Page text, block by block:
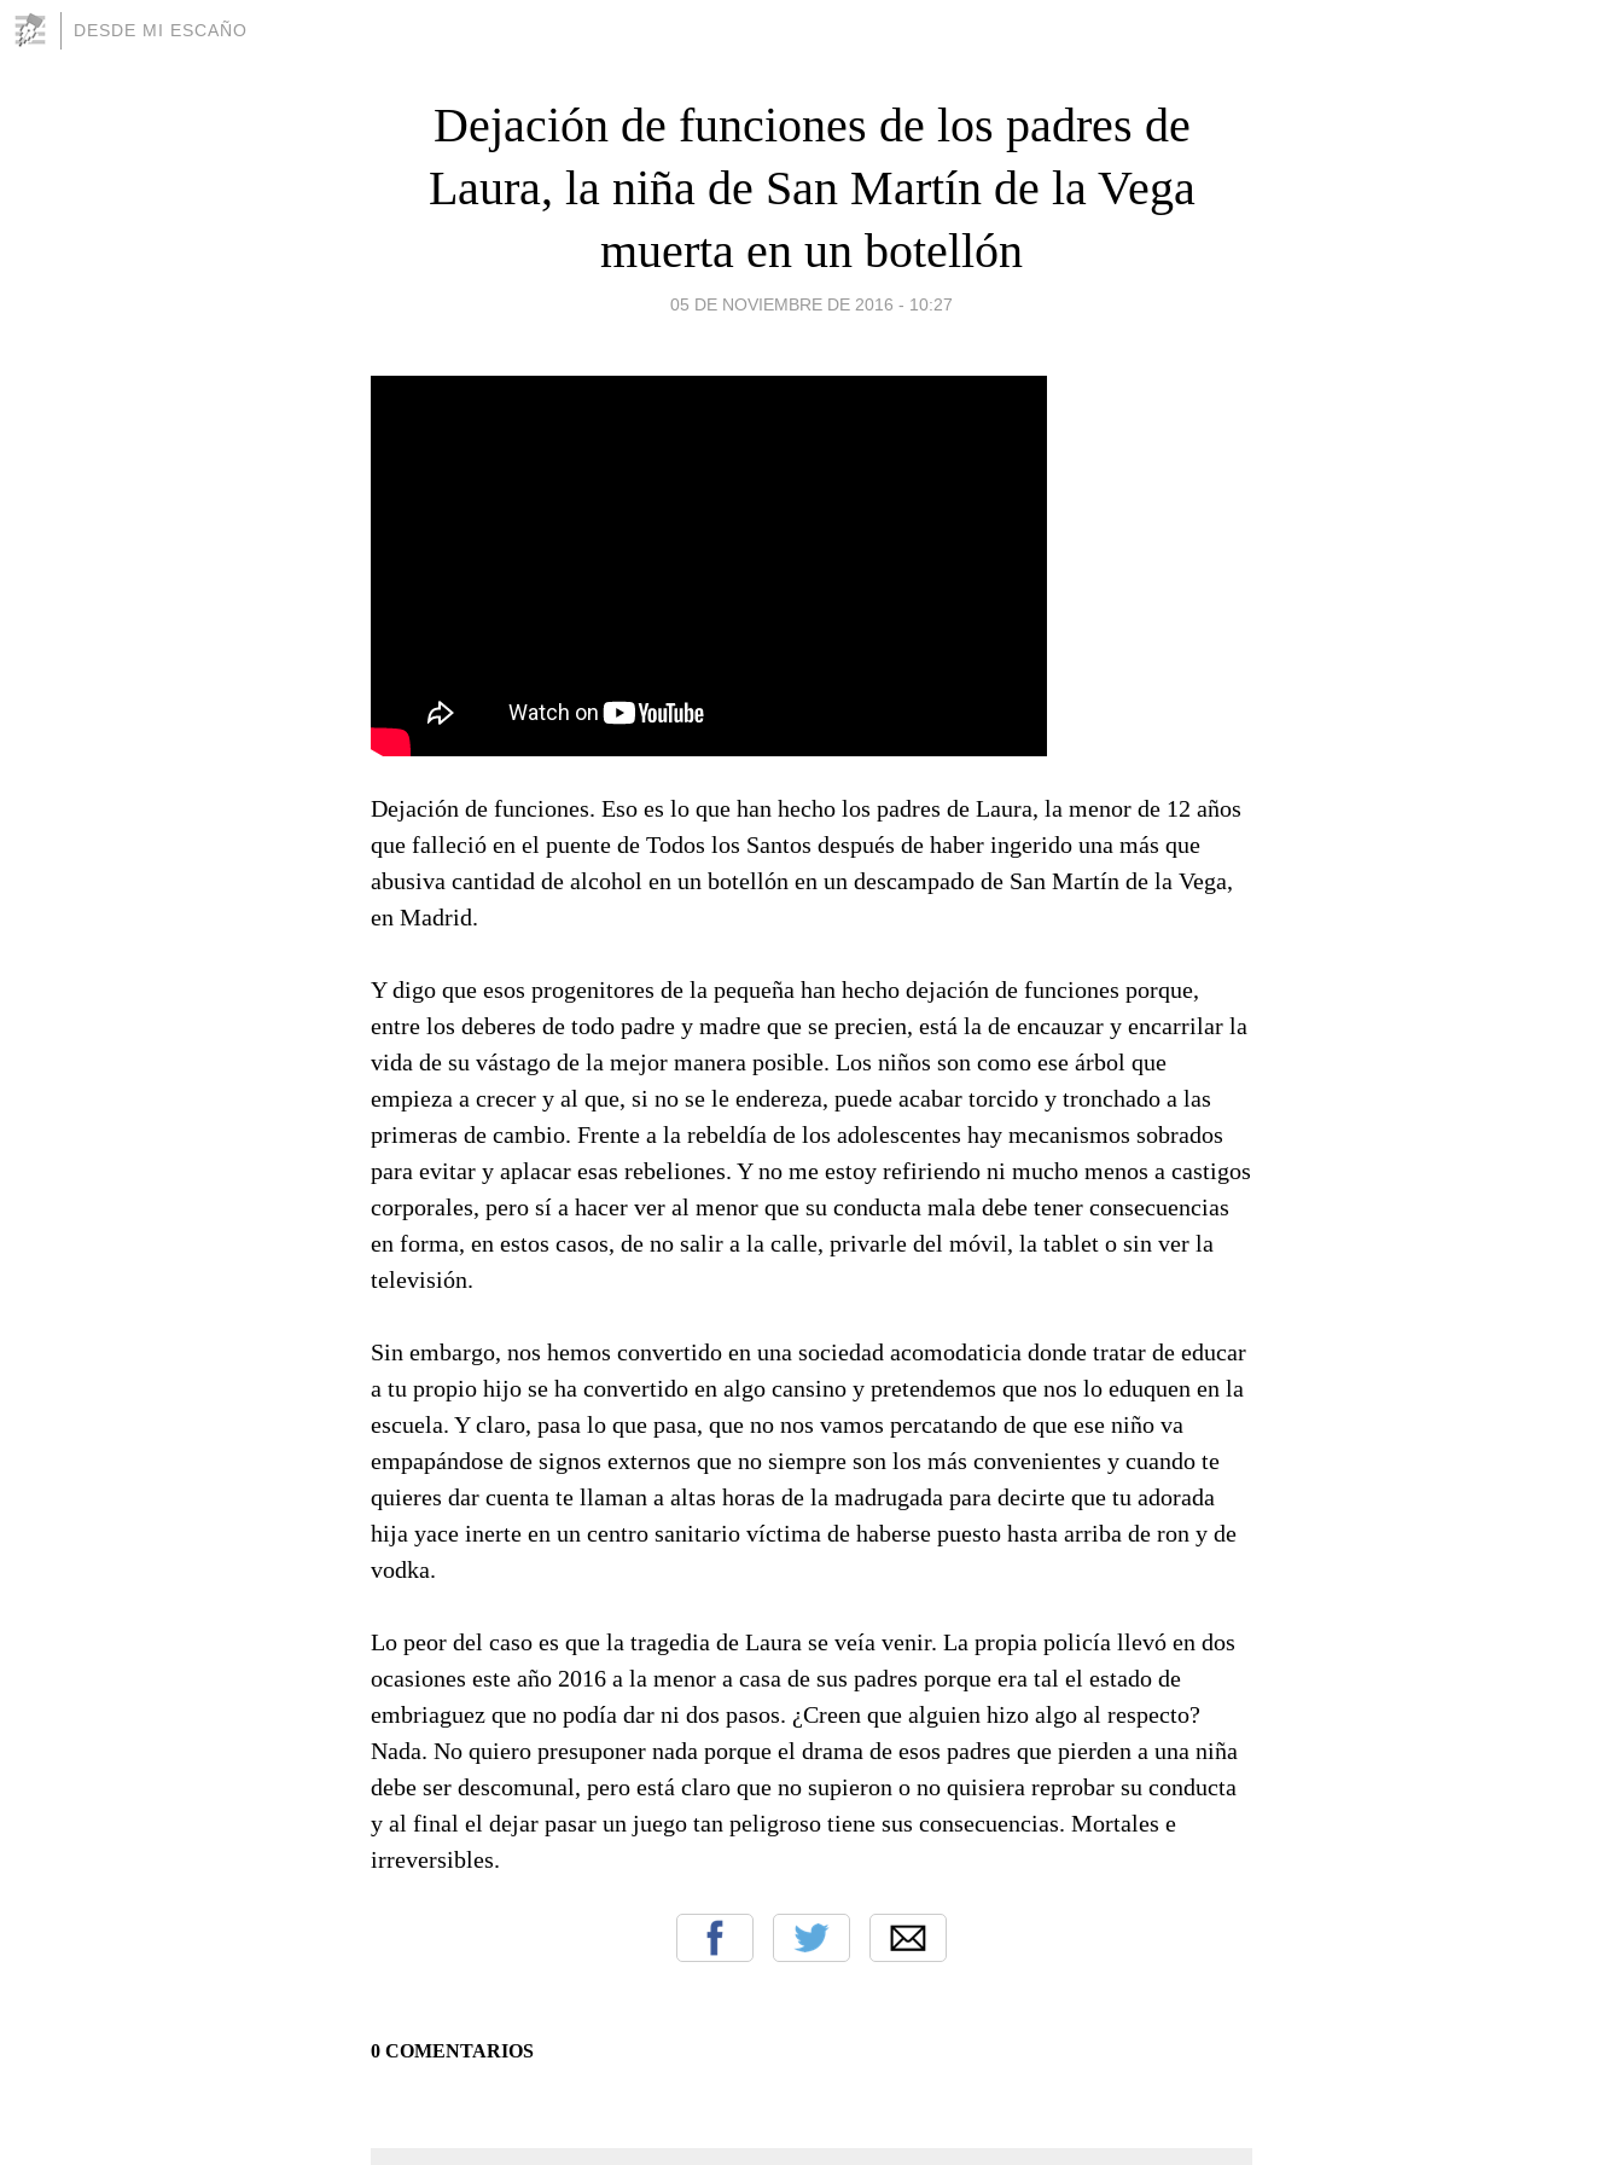
DESDE MI ESCAÑO
Dejación de funciones de los padres de
Laura, la niña de San Martín de la Vega
muerta en un botellón
05 DE NOVIEMBRE DE 2016 - 10:27
Dejación de funciones. Eso es lo que han hecho los padres de Laura, la menor de 12 años
que falleció en el puente de Todos los Santos después de haber ingerido una más que
abusiva cantidad de alcohol en un botellón en un descampado de San Martín de la Vega,
en Madrid.
Y digo que esos progenitores de la pequeña han hecho dejación de funciones porque,
entre los deberes de todo padre y madre que se precien, está la de encauzar y encarrilar la
vida de su vástago de la mejor manera posible. Los niños son como ese árbol que
empieza a crecer y al que, si no se le endereza, puede acabar torcido y tronchado a las
primeras de cambio. Frente a la rebeldía de los adolescentes hay mecanismos sobrados
para evitar y aplacar esas rebeliones. Y no me estoy refiriendo ni mucho menos a castigos
corporales, pero sí a hacer ver al menor que su conducta mala debe tener consecuencias
en forma, en estos casos, de no salir a la calle, privarle del móvil, la tablet o sin ver la
televisión.
Sin embargo, nos hemos convertido en una sociedad acomodaticia donde tratar de educar
a tu propio hijo se ha convertido en algo cansino y pretendemos que nos lo eduquen en la
escuela. Y claro, pasa lo que pasa, que no nos vamos percatando de que ese niño va
empapándose de signos externos que no siempre son los más convenientes y cuando te
quieres dar cuenta te llaman a altas horas de la madrugada para decirte que tu adorada
hija yace inerte en un centro sanitario víctima de haberse puesto hasta arriba de ron y de
vodka.
Lo peor del caso es que la tragedia de Laura se veía venir. La propia policía llevó en dos
ocasiones este año 2016 a la menor a casa de sus padres porque era tal el estado de
embriaguez que no podía dar ni dos pasos. ¿Creen que alguien hizo algo al respecto?
Nada. No quiero presuponer nada porque el drama de esos padres que pierden a una niña
debe ser descomunal, pero está claro que no supieron o no quisiera reprobar su conducta
y al final el dejar pasar un juego tan peligroso tiene sus consecuencias. Mortales e
irreversibles.
0 COMENTARIOS